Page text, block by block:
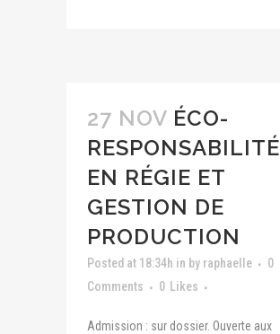
27 NOV ÉCO-
RESPONSABILITÉ
EN RÉGIE ET
GESTION DE
PRODUCTION
Posted at 18:34h in by raphaelle
0
Comments
0 Likes
Admission : sur dossier. Ouverte aux